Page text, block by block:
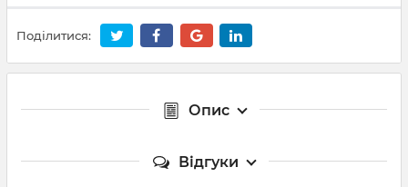
Поділитися:
Опис
Відгуки